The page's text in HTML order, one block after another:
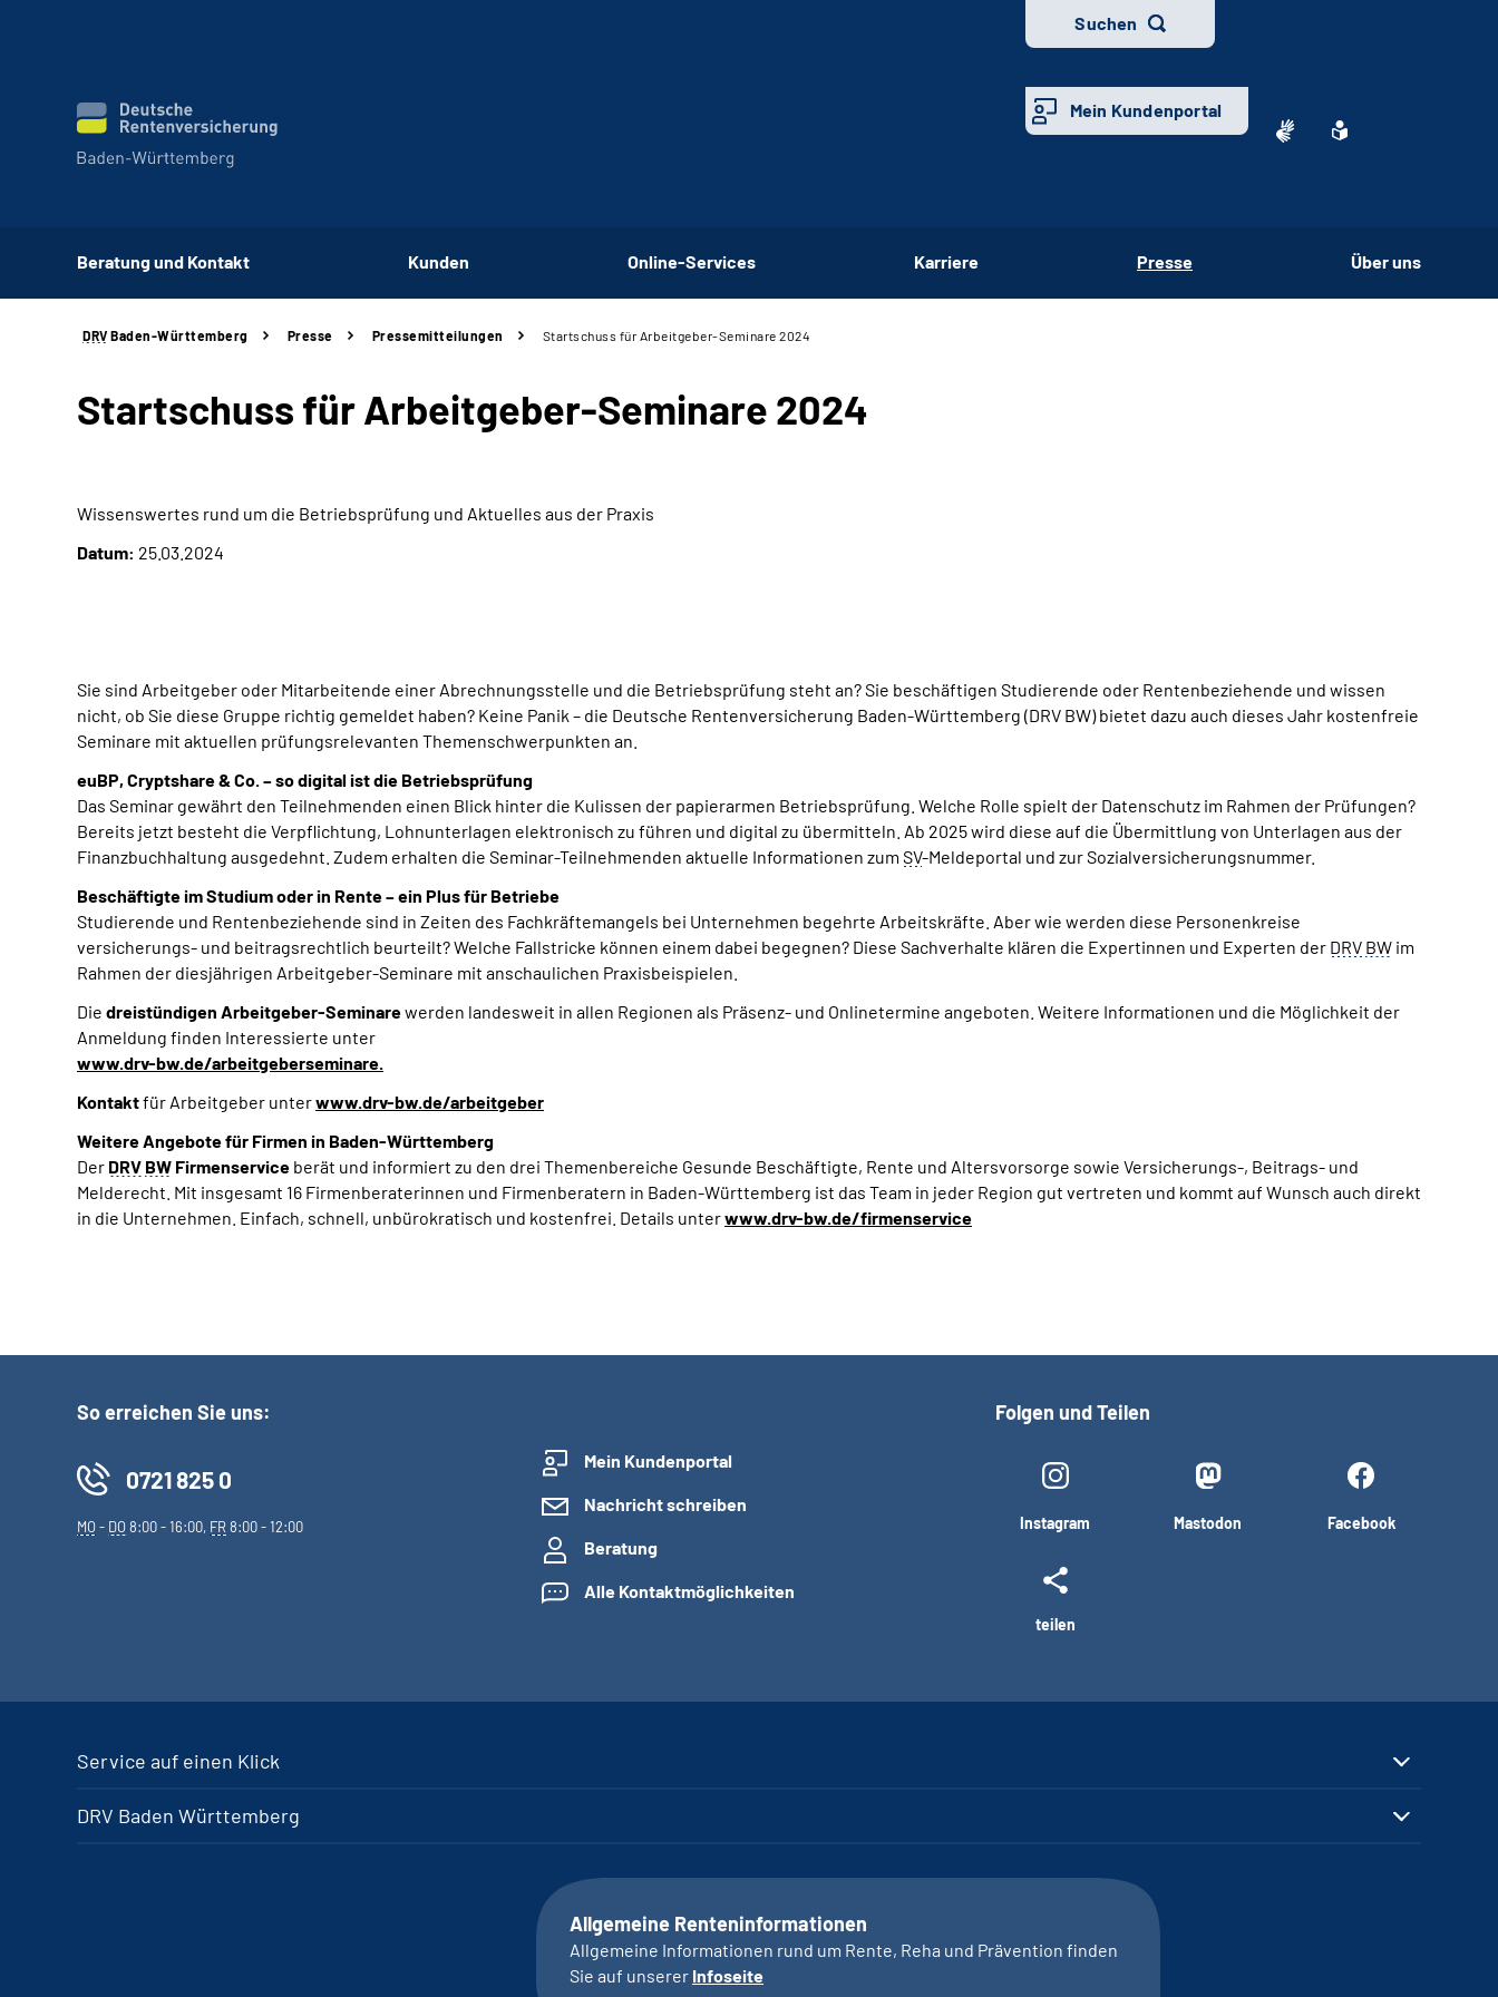
Suchen
Mein Kundenportal
Beratung und Kontakt Kunden Online-Services Karriere Presse Über uns
DRV Baden-Württemberg Presse Pressemitteilungen Startschuss für Arbeitgeber-Seminare 2024
Startschuss für Arbeitgeber-Seminare 2024
Wissenswertes rund um die Betriebsprüfung und Aktuelles aus der Praxis
Datum: 25.03.2024
Sie sind Arbeitgeber oder Mitarbeitende einer Abrechnungsstelle und die Betriebsprüfung steht an? Sie beschäftigen Studierende oder Rentenbeziehende und wissen
nicht, ob Sie diese Gruppe richtig gemeldet haben? Keine Panik – die Deutsche Rentenversicherung Baden-Württemberg (DRV BW) bietet dazu auch dieses Jahr kostenfreie
Seminare mit aktuellen prüfungsrelevanten Themenschwerpunkten an.
euBP, Cryptshare & Co. – so digital ist die Betriebsprüfung
Das Seminar gewährt den Teilnehmenden einen Blick hinter die Kulissen der papierarmen Betriebsprüfung. Welche Rolle spielt der Datenschutz im Rahmen der Prüfungen?
Bereits jetzt besteht die Verpflichtung, Lohnunterlagen elektronisch zu führen und digital zu übermitteln. Ab 2025 wird diese auf die Übermittlung von Unterlagen aus der
Finanzbuchhaltung ausgedehnt. Zudem erhalten die Seminar-Teilnehmenden aktuelle Informationen zum SV-Meldeportal und zur Sozialversicherungsnummer.
Beschäftigte im Studium oder in Rente – ein Plus für Betriebe
Studierende und Rentenbeziehende sind in Zeiten des Fachkräftemangels bei Unternehmen begehrte Arbeitskräfte. Aber wie werden diese Personenkreise
versicherungs- und beitragsrechtlich beurteilt? Welche Fallstricke können einem dabei begegnen? Diese Sachverhalte klären die Expertinnen und Experten der DRV BW im
Rahmen der diesjährigen Arbeitgeber-Seminare mit anschaulichen Praxisbeispielen.
Die dreistündigen Arbeitgeber-Seminarewerden landesweit in allen Regionen als Präsenz- und Onlinetermine angeboten. Weitere Informationen und die Möglichkeit der
Anmeldung finden Interessierte unter
www.drv-bw.de/arbeitgeberseminare.
Kontaktfür Arbeitgeber unterwww.drv-bw.de/arbeitgeber
Weitere Angebote für Firmen in Baden-Württemberg
Der DRV BW Firmenservice berät und informiert zu den drei Themenbereiche Gesunde Beschäftigte, Rente und Altersvorsorge sowie Versicherungs-, Beitrags- und
Melderecht. Mit insgesamt 16 Firmenberaterinnen und Firmenberatern in Baden-Württemberg ist das Team in jeder Region gut vertreten und kommt auf Wunsch auch direkt
in die Unternehmen. Einfach, schnell, unbürokratisch und kostenfrei. Details unterwww.drv-bw.de/firmenservice
So erreichen Sie uns:
0721 825 0
MO- DO8:00 - 16:00, FR8:00 - 12:00
Mein Kundenportal
Nachricht schreiben
Beratung
Alle Kontaktmöglichkeiten
Folgen und Teilen
Instagram Mastodon Facebook
teilen
Service auf einen Klick
DRV Baden Württemberg
Allgemeine Renteninformationen
Allgemeine Informationen rund um Rente, Reha und Prävention finden
Sie auf unserer Infoseite